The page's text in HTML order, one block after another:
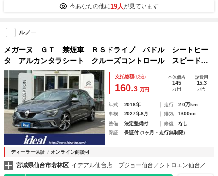
今あなたの他に19人が見ています
ルノー
メガーヌ ＧＴ 禁煙車 ＲＳドライブ パドル シートヒー
タ アルカンタラシート クルーズコントロール スピードリ
ミッター 純正１８インチＡＷ ＢＳＭ ＥＴＣ バックカメ
ラ！
支払総額(税込)
160.3 万円
本体価格
145
万円
諸費用
15.3
万円
年式 2018年 走行
2.0万km
車検
2027年8月 排気
1600cc
整備
法定整備付 修復
なし
保証
保証付 (1ヶ月・走行無制限)
ディーラー保証 オンライン商談可
宮城県仙台市若林区 イデアル仙台店 プジョー仙台／シトロエン仙台／ＤＳ ＳＴＯＲＥ仙台（株）イデアル